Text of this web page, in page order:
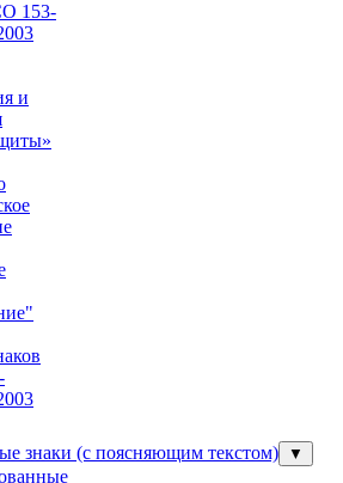
153-
и
знаки (с поясняющим текстом) ▼